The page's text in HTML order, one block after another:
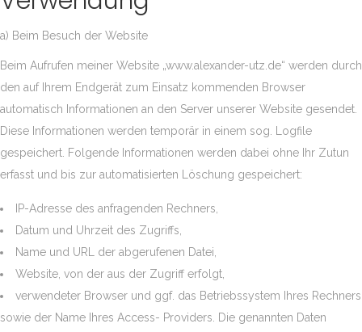
a) Beim Besuch der Website
Beim Aufrufen meiner Website „www.alexander-utz.de“ werden durch
den auf Ihrem Endgerät zum Einsatz kommenden Browser
automatisch Informationen an den Server unserer Website gesendet.
Diese Informationen werden temporär in einem sog. Logfile
gespeichert. Folgende Informationen werden dabei ohne Ihr Zutun
erfasst und bis zur automatisierten Löschung gespeichert:
IP-Adresse des anfragenden Rechners,
Datum und Uhrzeit des Zugriffs,
Name und URL der abgerufenen Datei,
Website, von der aus der Zugriff erfolgt,
verwendeter Browser und ggf. das Betriebssystem Ihres Rechners
sowie der Name Ihres Access- Providers. Die genannten Daten